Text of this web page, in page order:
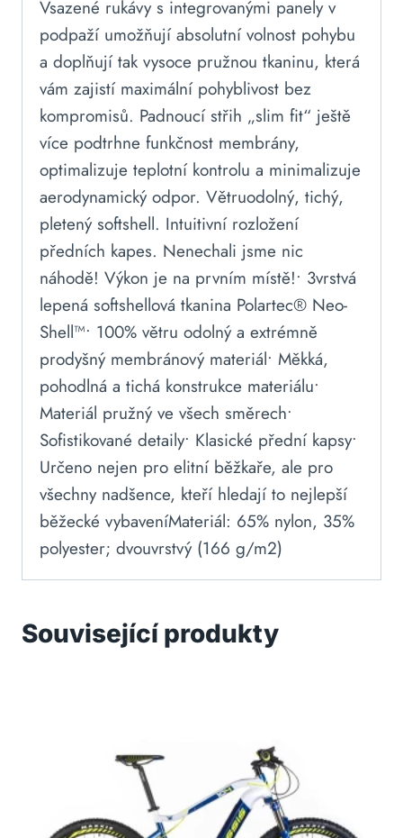
Vsazené rukávy s integrovanými panely v
podpaží umožňují absolutní volnost pohybu
a doplňují tak vysoce pružnou tkaninu, která
vám zajistí maximální pohyblivost bez
kompromisů. Padnoucí střih „slim fit“ ještě
více podtrhne funkčnost membrány,
optimalizuje teplotní kontrolu a minimalizuje
aerodynamický odpor. Větruodolný, tichý,
pletený softshell. Intuitivní rozložení
předních kapes. Nenechali jsme nic
náhodě! Výkon je na prvním místě!• 3vrstvá
lepená softshellová tkanina Polartec® Neo-
Shell™• 100% větru odolný a extrémně
prodyšný membránový materiál• Měkká,
pohodlná a tichá konstrukce materiálu•
Materiál pružný ve všech směrech•
Sofistikované detaily• Klasické přední kapsy•
Určeno nejen pro elitní běžkaře, ale pro
všechny nadšence, kteří hledají to nejlepší
běžecké vybaveníMateriál: 65% nylon, 35%
polyester; dvouvrstvý (166 g/m2)
Související produkty